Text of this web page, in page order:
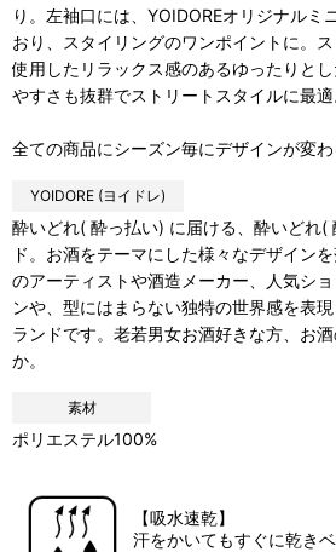
り。左袖口には、YOIDOREオリジナルミ
おり、スタイリングのワンポイントに。
使用したリラックス感のあるゆったりと
やすさも抜群でストリートスタイルに最適
全ての商品にシーズン毎にデザインが変わ
YOIDORE (ヨイドレ)
酔いどれ( 酔っ払い) に届ける、酔いどれ(
ド。お酒をテーマにした様々なデザイン
のアーティストや酒造メーカー、人気シ
ンや、型にはまらない独特の世界感を表
ランドです。老若男女お酒好きな方、お
か。
素材
ポリエステル100%
【吸水速乾】
汗をかいてもすぐに乾き